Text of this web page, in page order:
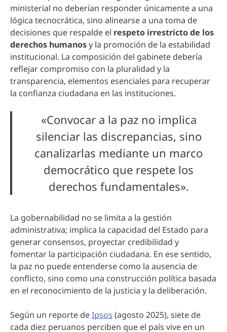
ministerial no deberían responder únicamente a una
lógica tecnocrática, sino alinearse a una toma de
decisiones que respalde el respeto irrestricto de los
derechos humanosy la promoción de la estabilidad
institucional. La composición del gabinete debería
reflejar compromiso con la pluralidad y la
transparencia, elementos esenciales para recuperar
la confianza ciudadana en las instituciones.
«Convocar a la paz no implica
silenciar las discrepancias, sino
canalizarlas mediante un marco
democrático que respete los
derechos fundamentales».
La gobernabilidad no se limita a la gestión
administrativa; implica la capacidad del Estado para
generar consensos, proyectar credibilidad y
fomentar la participación ciudadana. En ese sentido,
la paz no puede entenderse como la ausencia de
conflicto, sino como una construcción política basada
en el reconocimiento de la justicia y la deliberación.
Según un reporte deIpsos (agosto 2025), siete de
cada diez peruanos perciben que el país vive en un